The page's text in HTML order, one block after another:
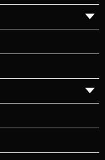
▼
▼